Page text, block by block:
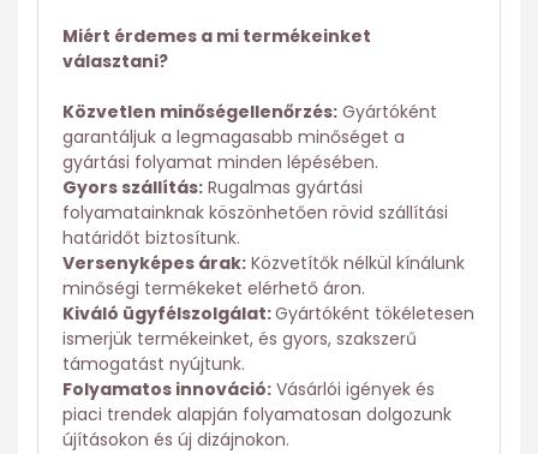
Miért érdemes a mi termékeinket
választani?
Közvetlen minőségellenőrzés: Gyártóként
garantáljuk a legmagasabb minőséget a
gyártási folyamat minden lépésében.
Gyors szállítás: Rugalmas gyártási
folyamatainknak köszönhetően rövid szállítási
határidőt biztosítunk.
Versenyképes árak: Közvetítők nélkül kínálunk
minőségi termékeket elérhető áron.
Kiváló ügyfélszolgálat:Gyártóként tökéletesen
ismerjük termékeinket, és gyors, szakszerű
támogatást nyújtunk.
Folyamatos innováció: Vásárlói igények és
piaci trendek alapján folyamatosan dolgozunk
újításokon és új dizájnokon.